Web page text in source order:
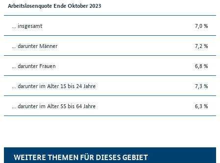
Arbeitslosenquote Ende Oktober 2023
... insgesamt 7,0 %
... darunter Männer 7,2 %
... darunter Frauen 6,8 %
... darunter im Alter 15 bis 24 Jahre 7,3 %
... darunter im Alter 55 bis 64 Jahre 6,3 %
WEITERE THEMEN FÜR DIESES GEBIET